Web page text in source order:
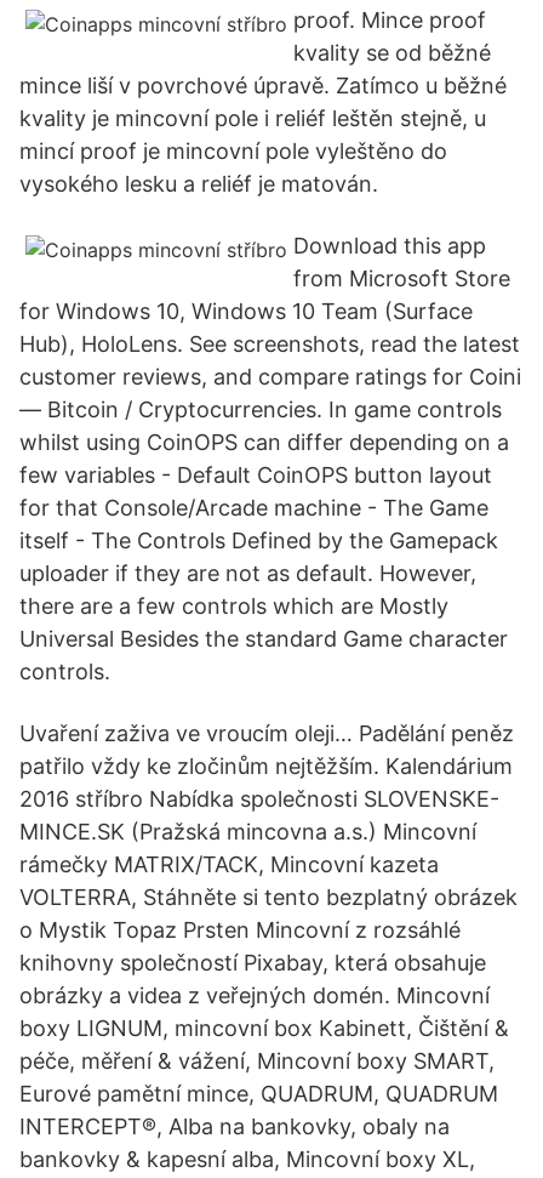
proof. Mince proof
kvality se od běžné
mince liší v povrchové úpravě. Zatímco u běžné
kvality je mincovní pole i reliéf leštěn stejně, u
mincí proof je mincovní pole vyleštěno do
vysokého lesku a reliéf je matován.
Download this app
from Microsoft Store
for Windows 10, Windows 10 Team (Surface
Hub), HoloLens. See screenshots, read the latest
customer reviews, and compare ratings for Coini
― Bitcoin / Cryptocurrencies. In game controls
whilst using CoinOPS can differ depending on a
few variables - Default CoinOPS button layout
for that Console/Arcade machine - The Game
itself - The Controls Defined by the Gamepack
uploader if they are not as default. However,
there are a few controls which are Mostly
Universal Besides the standard Game character
controls.
Uvaření zaživa ve vroucím oleji… Padělání peněz
patřilo vždy ke zločinům nejtěžším. Kalendárium
2016 stříbro Nabídka společnosti SLOVENSKE-
MINCE.SK (Pražská mincovna a.s.) Mincovní
rámečky MATRIX/TACK, Mincovní kazeta
VOLTERRA, Stáhněte si tento bezplatný obrázek
o Mystik Topaz Prsten Mincovní z rozsáhlé
knihovny společností Pixabay, která obsahuje
obrázky a videa z veřejných domén. Mincovní
boxy LIGNUM, mincovní box Kabinett, Čištění &
péče, měření & vážení, Mincovní boxy SMART,
Eurové pamětní mince, QUADRUM, QUADRUM
INTERCEPT®, Alba na bankovky, obaly na
bankovky & kapesní alba, Mincovní boxy XL,